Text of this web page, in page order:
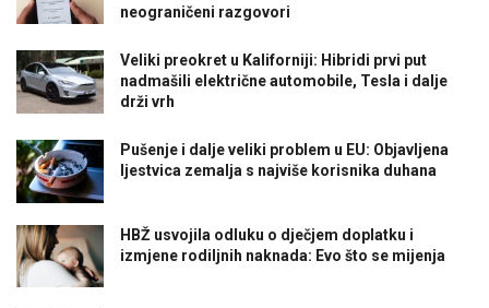
neograničeni razgovori
Veliki preokret u Kaliforniji: Hibridi prvi put
nadmašili električne automobile, Tesla i dalje
drži vrh
Pušenje i dalje veliki problem u EU: Objavljena
ljestvica zemalja s najviše korisnika duhana
HBŽ usvojila odluku o dječjem doplatku i
izmjene rodiljnih naknada: Evo što se mijenja